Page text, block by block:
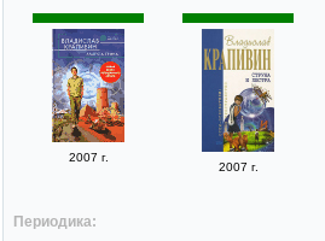
2007 г.
2007 г.
Периодика: